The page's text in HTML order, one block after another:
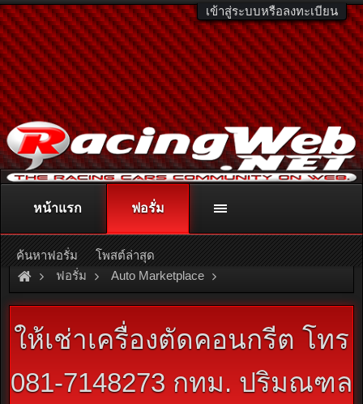
เข้าสู่ระบบหรือลงทะเบียน
ติดต่อลงโฆษณา racingweb@gmail.comหรือโทร. 081-811-1138
หรืออ่านรายละเอียดเพิ่มเติม คลิกที่นี่
ฟอรั่ม Auto Marketplace
Clothing, Memorabilia & Books
ให้เช่าเครื่องตัดคอนกรีต โทร
081-7148273 กทม. ปริมณฑล
หน้าแรก ฟอรั่ม
ค้นหาฟอรั่ม โพสต์ล่าสุด